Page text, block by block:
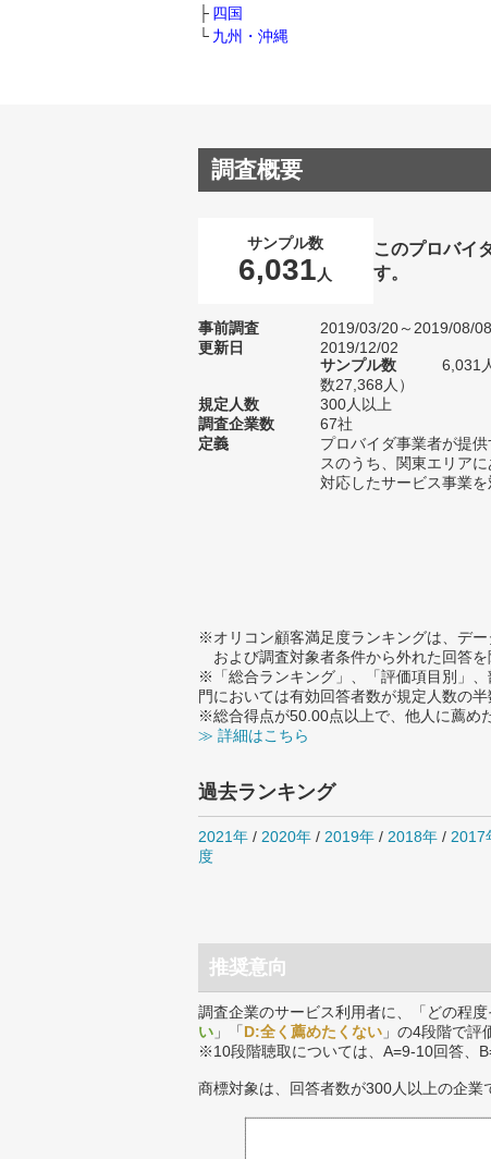
四国
九州・沖縄
調査概要
サンプル数
6,031 人
このプロバイ
す。
事前調査
2019/03/20～2019/08/08
更新日
2019/12/02
サンプル数
6,031
数27,368人）
規定人数
300人以上
調査企業数
67社
定義
プロバイダ事業者が提
スのうち、関東エリア
対応したサービス事業を
※オリコン顧客満足度ランキングは、デー
および調査対象者条件から外れた回答を
※「総合ランキング」、「評価項目別」
門においては有効回答者数が規定人数の
※総合得点が50.00点以上で、他人に薦め
≫ 詳細はこちら
過去ランキング
2021年 / 2020年 / 2019年 / 2018年 / 2017
度
推奨意向
調査企業のサービス利用者に、「どの程
い 」「D:全く薦めたくない 」の4段階で評
※10段階聴取については、A=9-10回答、
商標対象は、回答者数が300人以上の企業